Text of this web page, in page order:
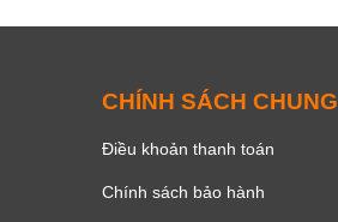
CHÍNH SÁCH CHUNG
Điều khoản thanh toán
Chính sách bảo hành